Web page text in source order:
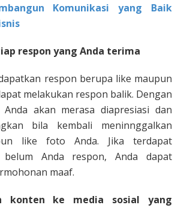
Komunikasi yang Baik
respon yang Anda terima
respon berupa like maupun
melakukan respon balik. Dengan
akan merasa diapresiasi dan
bila kembali meninnggalkan
like foto Anda. Jika terdapat
Anda respon, Anda dapat
maaf.
konten ke media sosial yang